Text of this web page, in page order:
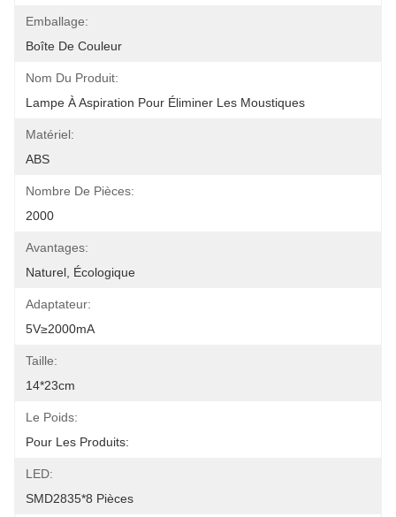
Emballage:
Boîte De Couleur
Nom Du Produit:
Lampe À Aspiration Pour Éliminer Les Moustiques
Matériel:
ABS
Nombre De Pièces:
2000
Avantages:
Naturel, Écologique
Adaptateur:
5V≥2000mA
Taille:
14*23cm
Le Poids:
Pour Les Produits:
LED:
SMD2835*8 Pièces